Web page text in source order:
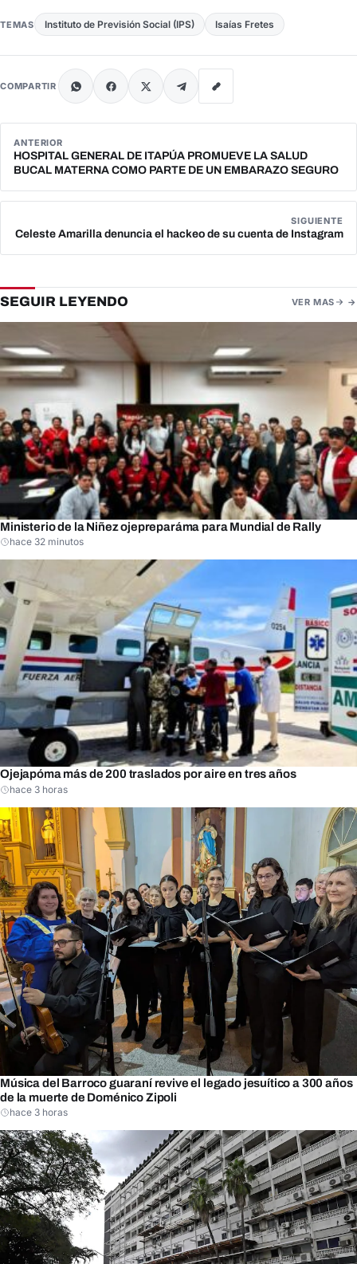
TEMAS Instituto de Previsión Social (IPS) Isaías Fretes
COMPARTIR
ANTERIOR
HOSPITAL GENERAL DE ITAPÚA PROMUEVE LA SALUD
BUCAL MATERNA COMO PARTE DE UN EMBARAZO SEGURO
SIGUIENTE
Celeste Amarilla denuncia el hackeo de su cuenta de Instagram
SEGUIR LEYENDO VER MAS
Ministerio de la Niñez ojepreparáma para Mundial de Rally
hace 32 minutos
Ojejapóma más de 200 traslados por aire en tres años
hace 3 horas
Música del Barroco guaraní revive el legado jesuítico a 300 años
de la muerte de Doménico Zipoli
hace 3 horas